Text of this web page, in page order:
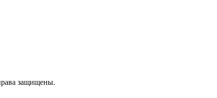
защищены.